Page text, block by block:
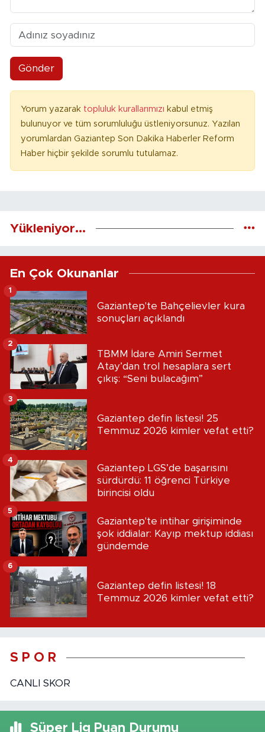
Gönder
Yorum yazarak topluluk kurallarımızı kabul etmiş
bulunuyor ve tüm sorumluluğu üstleniyorsunuz. Yazılan
yorumlardan Gaziantep Son Dakika Haberler Reform
Haber hiçbir şekilde sorumlu tutulamaz.
Yükleniyor...
En Çok Okunanlar
Gaziantep'te Bahçelievler kura
sonuçları açıklandı
1
TBMM İdare Amiri Sermet
Atay’dan trol hesaplara sert
çıkış: “Seni bulacağım”
2
Gaziantep defin listesi! 25
Temmuz 2026 kimler vefat etti?
3
Gaziantep LGS’de başarısını
sürdürdü: 11 öğrenci Türkiye
birincisi oldu
4
Gaziantep'te intihar girişiminde
şok iddialar: Kayıp mektup iddiası
gündemde
5
Gaziantep defin listesi! 18
Temmuz 2026 kimler vefat etti?
6
S P O R
CANLI SKOR
Süper Lig Puan Durumu